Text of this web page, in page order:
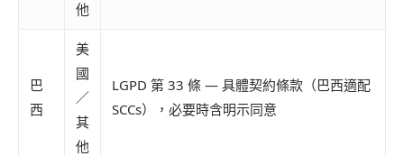
他
巴
西
美
國
／
其
他
LGPD 第 33 條 — 具體契約條款（巴西適配
SCCs），必要時含明示同意